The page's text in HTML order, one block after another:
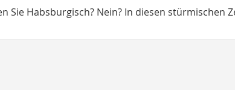
Sie Habsburgisch? Nein? In diesen stürmischen